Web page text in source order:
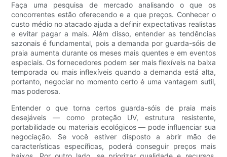
Faça uma pesquisa de mercado analisando o que os
concorrentes estão oferecendo e a que preços. Conhecer o
custo médio no atacado ajuda a definir expectativas realistas
e evitar pagar a mais. Além disso, entender as tendências
sazonais é fundamental, pois a demanda por guarda-sóis de
praia aumenta durante os meses mais quentes e em eventos
especiais. Os fornecedores podem ser mais flexíveis na baixa
temporada ou mais inflexíveis quando a demanda está alta,
portanto, negociar no momento certo é uma vantagem sutil,
mas poderosa.
Entender o que torna certos guarda-sóis de praia mais
desejáveis ​​— como proteção UV, estrutura resistente,
portabilidade ou materiais ecológicos — pode influenciar sua
negociação. Se você estiver disposto a abrir mão de
características específicas, poderá conseguir preços mais